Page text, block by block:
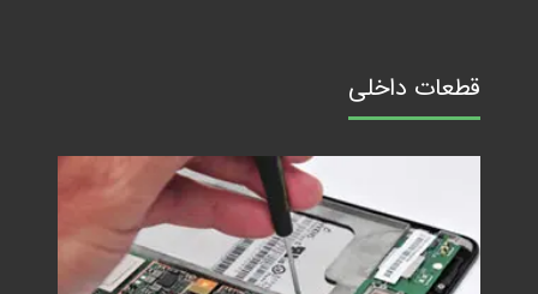
قطعات داخلی